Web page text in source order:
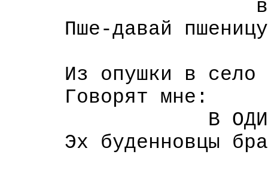
вшиско
Пше-давай
Из опушки в село
Говорят мне:
В ОДИН КЛИН,
Эх буденновцы